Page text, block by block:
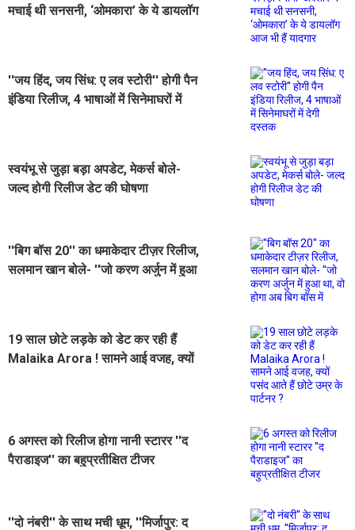
मचाई थी सनसनी, ‘ओमकारा’ के ये डायलॉग
''जय हिंद, जय सिंध: ए लव स्टोरी'' होगी पैन
इंडिया रिलीज, 4 भाषाओं में सिनेमाघरों में
स्वयंभू से जुड़ा बड़ा अपडेट, मेकर्स बोले-
जल्द होगी रिलीज डेट की घोषणा
''बिग बॉस 20'' का धमाकेदार टीज़र रिलीज,
सलमान खान बोले- ''जो करण अर्जुन में हुआ
19 साल छोटे लड़के को डेट कर रही हैं
Malaika Arora ! सामने आई वजह, क्यों
6 अगस्त को रिलीज होगा नानी स्टारर ''द
पैराडाइज'' का बहुप्रतीक्षित टीजर
''दो नंबरी'' के साथ मची धूम, ''मिर्जापुर: द